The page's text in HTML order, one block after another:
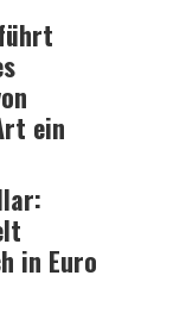
ein
in Euro